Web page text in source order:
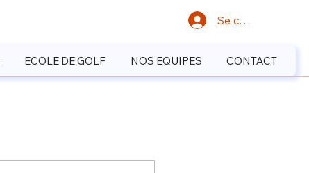
ECOLE DE GOLF NOS EQUIPES CONTACT
Se connecter